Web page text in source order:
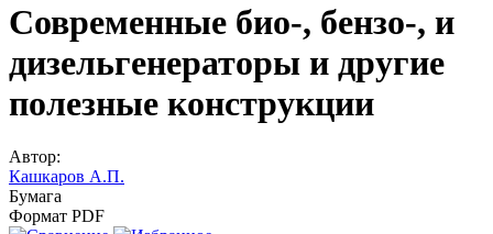
Современные био-, бензо-, и
дизельгенераторы и другие
полезные конструкции
Автор:
Кашкаров А.П.
Бумага
Формат PDF